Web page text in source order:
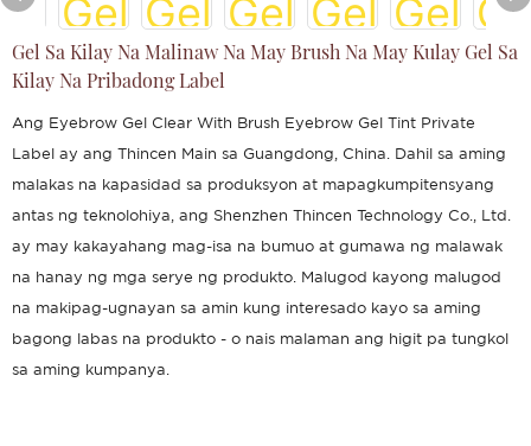
Gel Sa Kilay Na Malinaw Na May Brush Na May Kulay Gel Sa
Kilay Na Pribadong Label
Ang Eyebrow Gel Clear With Brush Eyebrow Gel Tint Private
Label ay ang Thincen Main sa Guangdong, China. Dahil sa aming
malakas na kapasidad sa produksyon at mapagkumpitensyang
antas ng teknolohiya, ang Shenzhen Thincen Technology Co., Ltd.
ay may kakayahang mag-isa na bumuo at gumawa ng malawak
na hanay ng mga serye ng produkto. Malugod kayong malugod
na makipag-ugnayan sa amin kung interesado kayo sa aming
bagong labas na produkto - o nais malaman ang higit pa tungkol
sa aming kumpanya.